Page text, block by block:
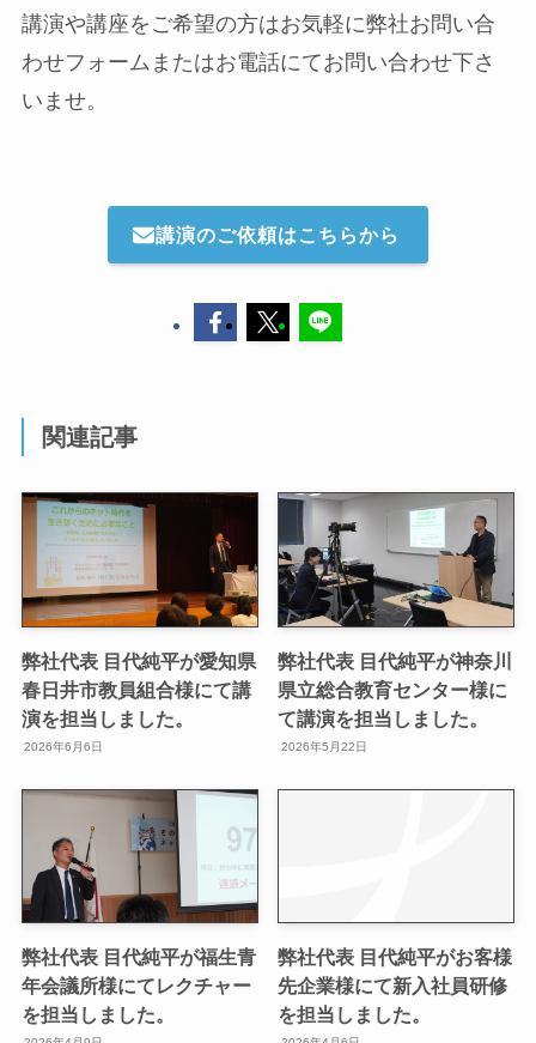
講演や講座をご希望の方はお気軽に弊社お問い合
わせフォームまたはお電話にてお問い合わせ下さ
いませ。
講演のご依頼はこちらから
関連記事
弊社代表 目代純平が愛知県
春日井市教員組合様にて講
演を担当しました。
2026年6月6日
弊社代表 目代純平が神奈川
県立総合教育センター様に
て講演を担当しました。
2026年5月22日
弊社代表 目代純平が福生青
年会議所様にてレクチャー
を担当しました。
弊社代表 目代純平がお客様
先企業様にて新入社員研修
を担当しました。